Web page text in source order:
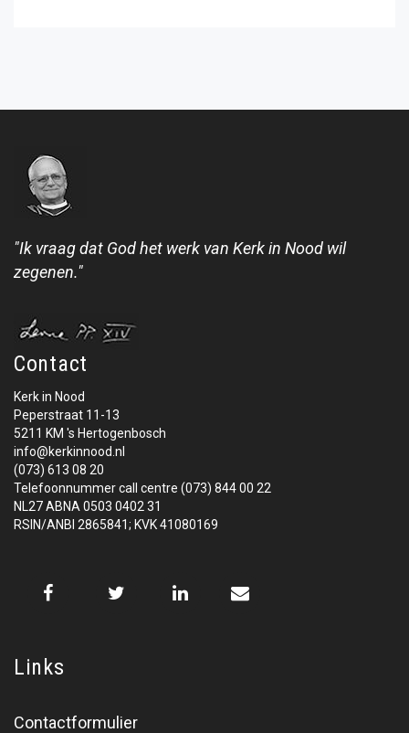
"Ik vraag dat God het werk van Kerk in Nood wil
zegenen."
Contact
Kerk in Nood
Peperstraat 11-13
5211 KM 's Hertogenbosch
info@kerkinnood.nl
(073) 613 08 20
Telefoonnummer call centre (073) 844 00 22
NL27 ABNA 0503 0402 31
RSIN/ANBI 2865841; KVK 41080169
Links
Contactformulier